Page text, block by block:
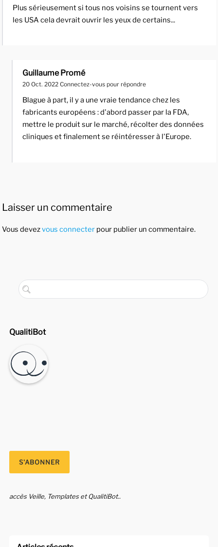
Plus sérieusement si tous nos voisins se tournent vers
les USA cela devrait ouvrir les yeux de certains...
Guillaume Promé
20 Oct. 2022 Connectez-vous pour répondre
Blague à part, il y a une vraie tendance chez les
fabricants européens : d'abord passer par la FDA,
mettre le produit sur le marché, récolter des données
cliniques et finalement se réintéresser à l'Europe.
Laisser un commentaire
Vous devezvous connecter pour publier un commentaire.
QualitiBot
accès Veille, Templates et QualitiBot..